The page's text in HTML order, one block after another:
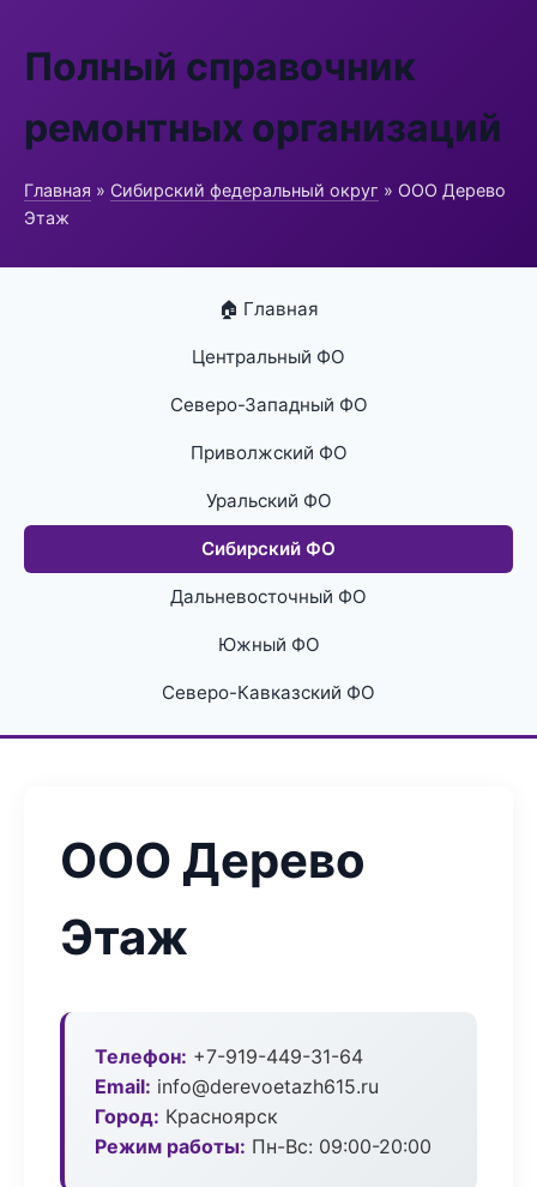
Полный справочник
ремонтных организаций
Главная » Сибирский федеральный округ » ООО Дерево
Этаж
🏠 Главная
Центральный ФО
Северо-Западный ФО
Приволжский ФО
Уральский ФО
Сибирский ФО
Дальневосточный ФО
Южный ФО
Северо-Кавказский ФО
ООО Дерево
Этаж
Телефон: +7-919-449-31-64
Email: info@derevoetazh615.ru
Город: Красноярск
Режим работы: Пн-Вс: 09:00-20:00